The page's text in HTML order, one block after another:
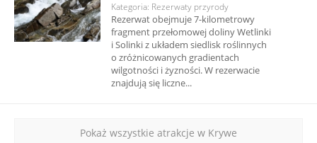
Kategoria: Rezerwaty przyrody
Rezerwat obejmuje 7-kilometrowy
fragment przełomowej doliny Wetlinki
i Solinki z układem siedlisk roślinnych
o zróżnicowanych gradientach
wilgotności i żyzności. W rezerwacie
znajdują się liczne...
Pokaż wszystkie atrakcje w Krywe